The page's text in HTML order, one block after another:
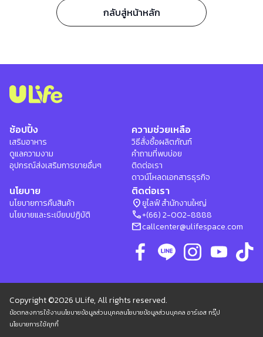
กลับสู่หน้าหลัก
ช้อปปิ้ง
เสริมอาหาร
ดูแลความงาม
อุปกรณ์ส่งเสริมการขายอื่นๆ
ความช่วยเหลือ
วิธีสั่งซื้อผลิตภัณฑ์
คำถามที่พบบ่อย
ติดต่อเรา
ดาวน์โหลดเอกสารธุรกิจ
นโยบาย
นโยบายการคืนสินค้า
นโยบายและระเบียบปฏิบัติ
ติดต่อเรา
location_onยูไลฟ์ สำนักงานใหญ่
phone+(66) 2-002-8888
mailcallcenter@ulifespace.com
Copyright ©2026 ULife, All rights reserved.
ข้อตกลงการใช้งานนโยบายข้อมูลส่วนบุคคลนโยบายข้อมูลส่วนบุคคล อาร์เอส กรุ๊ป
นโยบายการใช้คุกกี้